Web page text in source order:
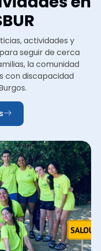
actividades y
seguir de cerca
la comunidad
con discapacidad